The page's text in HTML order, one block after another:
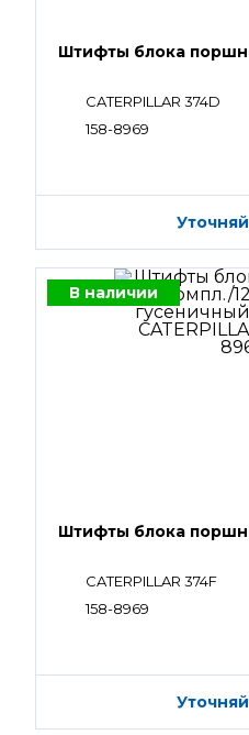
Штифты блока
CATERPILLAR 374D
158-8969
В наличии
Штифты блока
CATERPILLAR 374F
158-8969